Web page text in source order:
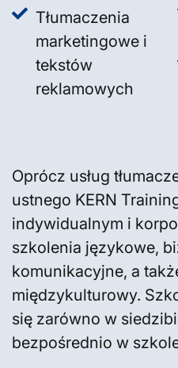
Tłumaczenia
marketingowe i
tekstów
reklamowych
Oprócz usług
ustnego KERN
indywidualnym i
szkolenia językowe,
komunikacyjne, a
międzykulturowy.
się zarówno w
bezpośrednio w